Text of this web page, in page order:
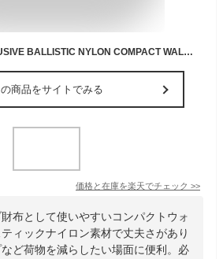
AS2OV アッソブ EXCLUSIVE BALLISTIC NYLON COMPACT WALLET 財布 ミニ財布
商品をサイトでみる
価格と在庫を楽天でチェック >>
布として使いやすいコンパクトウォ
ィックナイロン素材で丈夫さがあり
など荷物を減らしたい場面に便利。必